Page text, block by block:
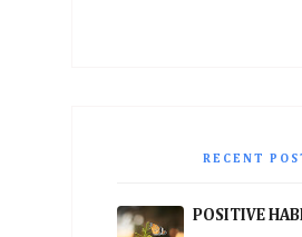
RECENT
POSITIVE